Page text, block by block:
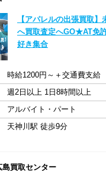
【アパレルの出張買取
へ買取査定へGO★AT免
好き集合
時給1200円～＋交通費支給
週2日以上 1日8時間以上
アルバイト・パート
天神川駅 徒歩9分
島買取センター